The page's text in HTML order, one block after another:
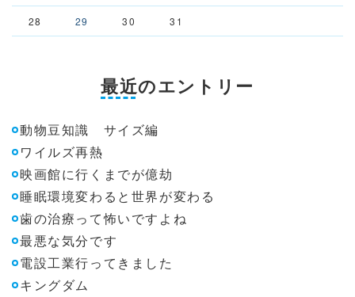
28 29 30 31
最近のエントリー
動物豆知識 サイズ編
ワイルズ再熱
映画館に行くまでが億劫
睡眠環境変わると世界が変わる
歯の治療って怖いですよね
最悪な気分です
電設工業行ってきました
キングダム